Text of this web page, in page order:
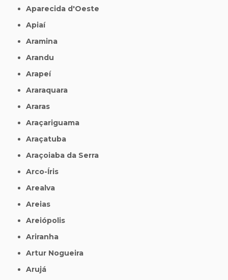
Aparecida d'Oeste
Apiaí
Aramina
Arandu
Arapeí
Araraquara
Araras
Araçariguama
Araçatuba
Araçoiaba da Serra
Arco-Íris
Arealva
Areias
Areiópolis
Ariranha
Artur Nogueira
Arujá